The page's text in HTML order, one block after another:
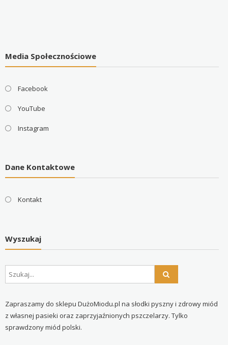
Media Społecznościowe
Facebook
YouTube
Instagram
Dane Kontaktowe
Kontakt
Wyszukaj
Zapraszamy do sklepu DużoMiodu.pl na słodki pyszny i zdrowy miód
z własnej pasieki oraz zaprzyjaźnionych pszczelarzy. Tylko
sprawdzony miód polski.